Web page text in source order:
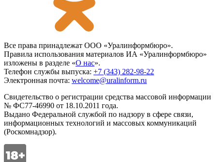
Все права принадлежат ООО «Уралинформбюро».
Правила использования материалов ИА «Уралинформбюро»
изложены в разделе «О нас».
Телефон службы выпуска: +7 (343) 282-98-22
Электронная почта: welcome@uralinform.ru
Свидетельство о регистрации средства массовой информации
№ ФС77-46990 от 18.10.2011 года.
Выдано Федеральной службой по надзору в сфере связи,
информационных технологий и массовых коммуникаций
(Роскомнадзор).